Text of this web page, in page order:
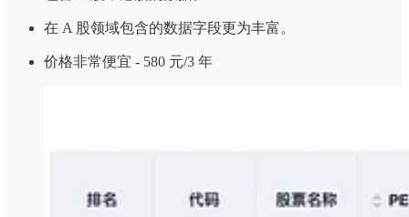
在 A 股领域包含的数据字段更为丰富。
价格非常便宜 - 580 元/3 年